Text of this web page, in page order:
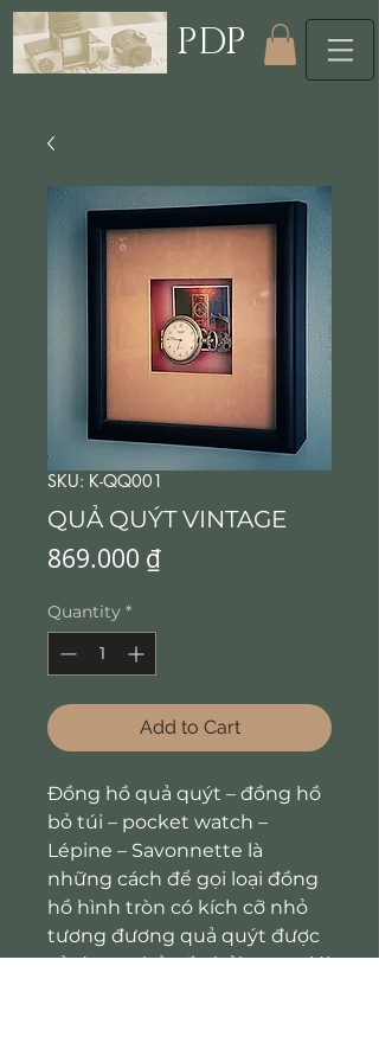
PDP
SKU: K-QQ001
QUẢ QUÝT VINTAGE
869.000 ₫Price
Quantity *
Add to Cart
Đồng hồ quả quýt – đồng hồ
bỏ túi – pocket watch –
Lépine – Savonnette là
những cách để gọi loại đồng
hồ hình tròn có kích cỡ nhỏ
tương đương quả quýt được
sử dụng chủ yếu bởi nam giới